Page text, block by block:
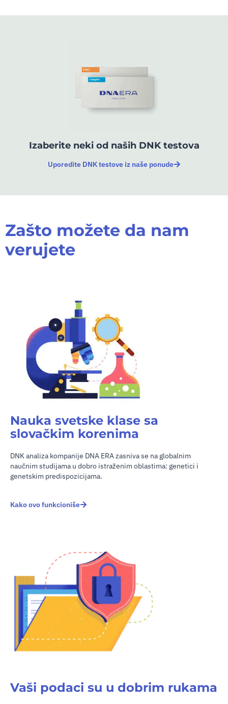
Izaberite neki od naših DNK testova
Uporedite DNK testove iz naše ponude
Zašto možete da nam
verujete
Nauka svetske klase sa
slovačkim korenima
DNK analiza kompanije DNA ERA zasniva se na globalnim
naučnim studijama u dobro istraženim oblastima: genetici i
genetskim predispozicijama.
Kako ovo funkcioniše
Vaši podaci su u dobrim rukama